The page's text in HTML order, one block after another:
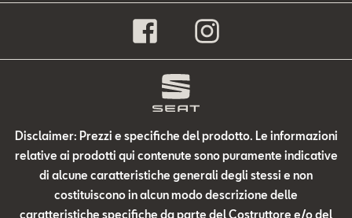
Disclaimer: Prezzi e specifiche del prodotto. Le informazioni
relative ai prodotti qui contenute sono puramente indicative
di alcune caratteristiche generali degli stessi e non
costituiscono in alcun modo descrizione delle
caratteristiche specifiche da parte del Costruttore e/o del